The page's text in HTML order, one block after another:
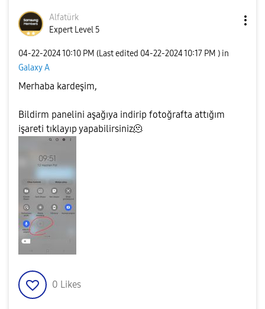
Alfatürk
Expert Level 5
‎04-22-202410:10 PM (Last edited ‎04-22-202410:17 PM ) in
Galaxy A
Merhaba kardeşim,
Bildirm panelini aşağıya indirip fotoğrafta attığım
işareti tıklayıp yapabilirsiniz🫠
0 Likes